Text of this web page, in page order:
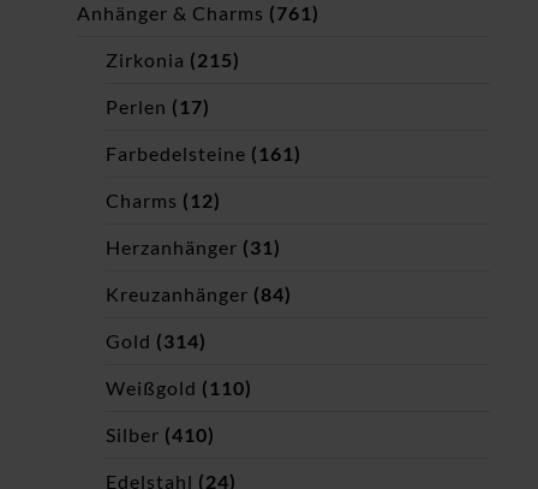
Anhänger & Charms (761)
Zirkonia (215)
Perlen (17)
Farbedelsteine (161)
Charms (12)
Herzanhänger (31)
Kreuzanhänger (84)
Gold (314)
Weißgold (110)
Silber (410)
Edelstahl (24)